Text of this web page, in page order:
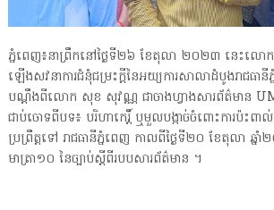
ភ្នំពេញ៖នាព្រឹកនៅថ្ងៃទី២៦ ខែតុលា ២០២៣ នេះលោកច
ឡើងសវនាការជំនុំជម្រះក្តីនៃអយ្យការសាលាដំបូងរាជធា
បណ្ដឹងពីលោក សុខ សុវណ្ណ ជាចាងហ្វាងសារព័ត៌មាន
ជាប់ចោទពីបទ៖ បរិហាកេរ្តិ៍ ឬមួលបង្កាច់ចំពោះការប៉ះពាល់
ប្រព្រឹត្តទៅ រាជធានីភ្នំពេញ កាលពីថ្ងៃទី២០ ខែតុលា ឆ្នាំ
មាត្រា១០ នៃច្បាប់ស្តីពីរបបសារព័ត៌មាន ។